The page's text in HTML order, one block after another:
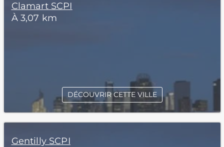
Clamart SCPI
À 3,07 km
DÉCOUVRIR CETTE VILLE
Gentilly SCPI